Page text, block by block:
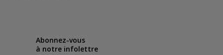
Abonnez-vous
à notre infolettre